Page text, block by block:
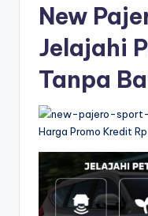
New
Jelajahi
Tanpa